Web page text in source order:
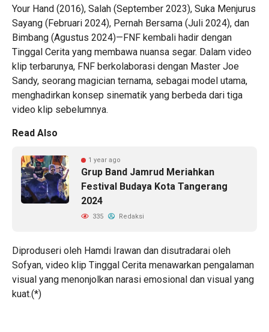
Your Hand (2016), Salah (September 2023), Suka Menjurus
Sayang (Februari 2024), Pernah Bersama (Juli 2024), dan
Bimbang (Agustus 2024)—FNF kembali hadir dengan
Tinggal Cerita yang membawa nuansa segar. Dalam video
klip terbarunya, FNF berkolaborasi dengan Master Joe
Sandy, seorang magician ternama, sebagai model utama,
menghadirkan konsep sinematik yang berbeda dari tiga
video klip sebelumnya.
Read Also
1 year ago
Grup Band Jamrud Meriahkan
Festival Budaya Kota Tangerang
2024
335 Redaksi
Diproduseri oleh Hamdi Irawan dan disutradarai oleh
Sofyan, video klip Tinggal Cerita menawarkan pengalaman
visual yang menonjolkan narasi emosional dan visual yang
kuat.(*)